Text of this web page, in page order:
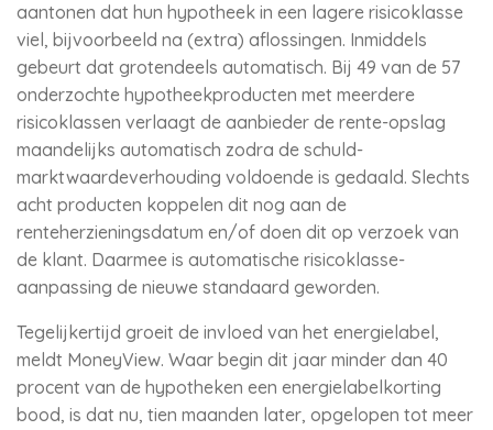
aantonen dat hun hypotheek in een lagere risicoklasse
viel, bijvoorbeeld na (extra) aflossingen. Inmiddels
gebeurt dat grotendeels automatisch. Bij 49 van de 57
onderzochte hypotheekproducten met meerdere
risicoklassen verlaagt de aanbieder de rente-opslag
maandelijks automatisch zodra de schuld-
marktwaardeverhouding voldoende is gedaald. Slechts
acht producten koppelen dit nog aan de
renteherzieningsdatum en/of doen dit op verzoek van
de klant. Daarmee is automatische risicoklasse-
aanpassing de nieuwe standaard geworden.
Tegelijkertijd groeit de invloed van het energielabel,
meldt MoneyView. Waar begin dit jaar minder dan 40
procent van de hypotheken een energielabelkorting
bood, is dat nu, tien maanden later, opgelopen tot meer